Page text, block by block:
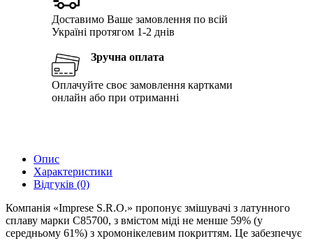
Доставимо Ваше замовлення по всій
Україні протягом 1-2 днів
Зручна оплата
Оплачуйте своє замовлення картками
онлайн або при отриманні
Опис
Характеристики
Відгуків (0)
Компанія «Imprese S.R.O.» пропонує змішувачі з латунного
сплаву марки C85700, з вмістом міді не менше 59% (у
середньому 61%) з хромонікелевим покриттям. Це забезпечує